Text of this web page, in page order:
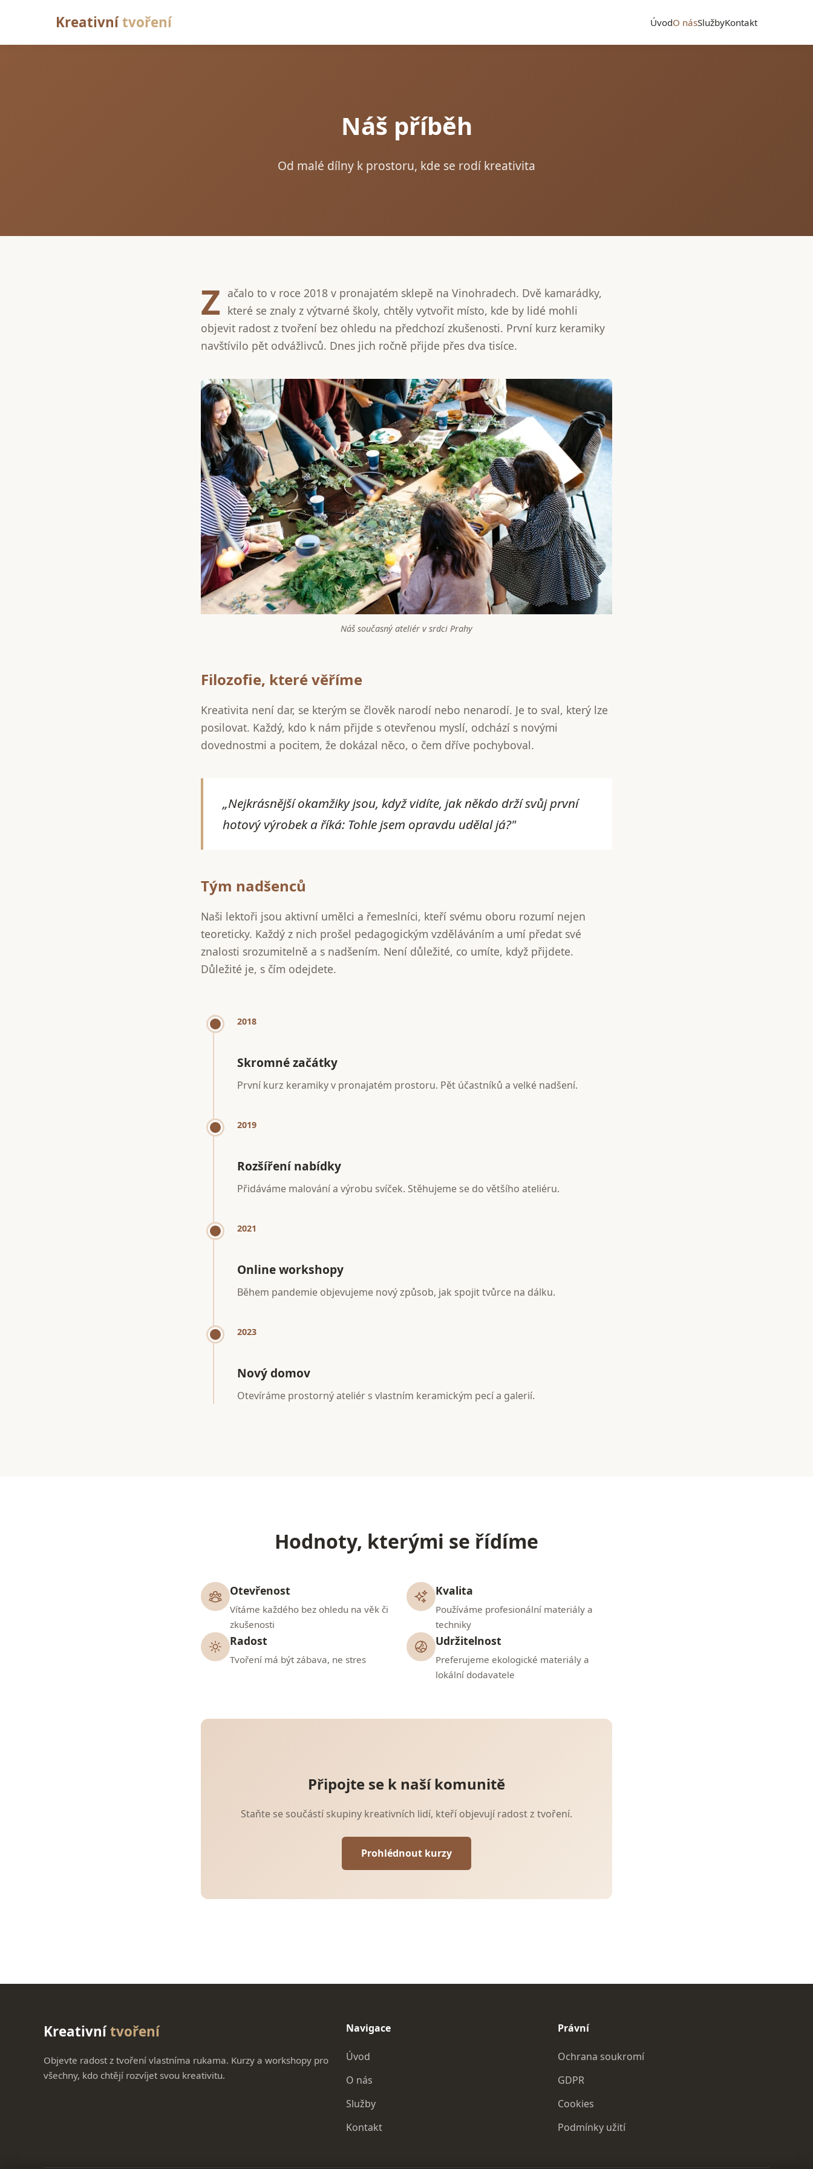
Kreativnítvoření ÚvodO násSlužbyKontakt
Náš příběh
Od malé dílny k prostoru, kde se rodí kreativita
Z ačalo to v roce 2018 v pronajatém sklepě na Vinohradech. Dvě kamarádky,
které se znaly z výtvarné školy, chtěly vytvořit místo, kde by lidé mohli
objevit radost z tvoření bez ohledu na předchozí zkušenosti. První kurz keramiky
navštívilo pět odvážlivců. Dnes jich ročně přijde přes dva tisíce.
Náš současný ateliér v srdci Prahy
Filozofie, které věříme
Kreativita není dar, se kterým se člověk narodí nebo nenarodí. Je to sval, který lze
posilovat. Každý, kdo k nám přijde s otevřenou myslí, odchází s novými
dovednostmi a pocitem, že dokázal něco, o čem dříve pochyboval.
„Nejkrásnější okamžiky jsou, když vidíte, jak někdo drží svůj první
hotový výrobek a říká: Tohle jsem opravdu udělal já?"
Tým nadšenců
Naši lektoři jsou aktivní umělci a řemeslníci, kteří svému oboru rozumí nejen
teoreticky. Každý z nich prošel pedagogickým vzděláváním a umí předat své
znalosti srozumitelně a s nadšením. Není důležité, co umíte, když přijdete.
Důležité je, s čím odejdete.
2018
Skromné začátky
První kurz keramiky v pronajatém prostoru. Pět účastníků a velké nadšení.
2019
Rozšíření nabídky
Přidáváme malování a výrobu svíček. Stěhujeme se do většího ateliéru.
2021
Online workshopy
Během pandemie objevujeme nový způsob, jak spojit tvůrce na dálku.
2023
Nový domov
Otevíráme prostorný ateliér s vlastním keramickým pecí a galerií.
Hodnoty, kterými se řídíme
Otevřenost
Vítáme každého bez ohledu na věk či
zkušenosti
Kvalita
Používáme profesionální materiály a
techniky
Radost
Tvoření má být zábava, ne stres
Udržitelnost
Preferujeme ekologické materiály a
lokální dodavatele
Připojte se k naší komunitě
Staňte se součástí skupiny kreativních lidí, kteří objevují radost z tvoření.
Prohlédnout kurzy
Kreativnítvoření
Objevte radost z tvoření vlastníma rukama. Kurzy a workshopy pro
všechny, kdo chtějí rozvíjet svou kreativitu.
Navigace
Úvod
O nás
Služby
Kontakt
Právní
Ochrana soukromí
GDPR
Cookies
Podmínky užití